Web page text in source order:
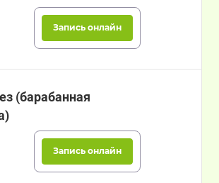
Запись онлайн
(барабанная
Запись онлайн